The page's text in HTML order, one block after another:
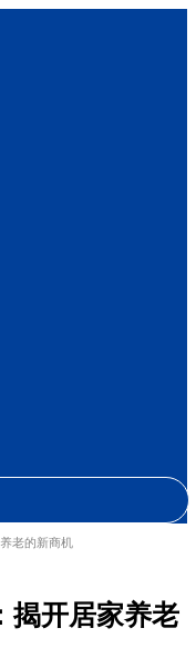
老的新商机
揭开居家养老